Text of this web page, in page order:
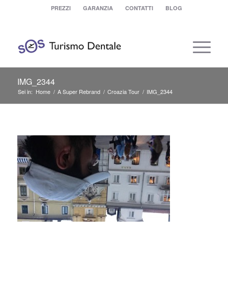
PREZZI GARANZIA CONTATTI BLOG
IMG_2344
Sei in: Home / A Super Rebrand / Croazia Tour / IMG_2344